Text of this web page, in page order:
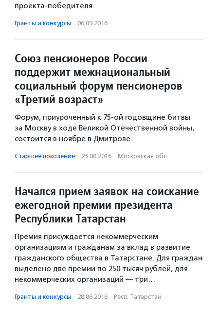
проекта-победителя.
Гранты и конкурсы · 06.09.2016
Союз пенсионеров России
поддержит межнациональный
социальный форум пенсионеров
«Третий возраст»
Форум, приуроченный к 75-ой годовщине битвы
за Москву в ходе Великой Отечественной войны,
состоится в ноябре в Дмитрове.
Старшее поколение · 23.08.2016 · Московская обл.
Начался прием заявок на соискание
ежегодной премии президента
Республики Татарстан
Премия присуждается некоммерческим
организациям и гражданам за вклад в развитие
гражданского общества в Татарстане. Для граждан
выделено две премии по 250 тысяч рублей, для
некоммерческих организаций — три…
Гранты и конкурсы · 28.06.2016 · Респ. Татарстан